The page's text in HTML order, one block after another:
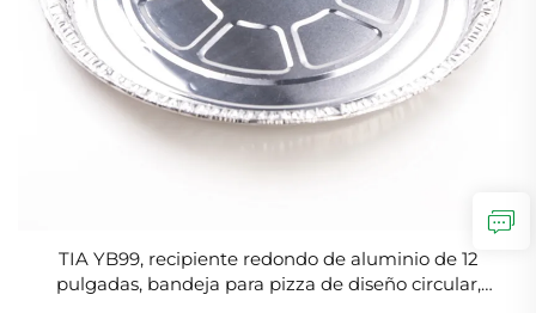
TIA YB99, recipiente redondo de aluminio de 12
pulgadas, bandeja para pizza de diseño circular,